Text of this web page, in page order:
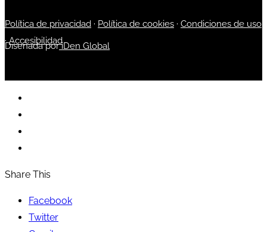
Política de privacidad · Política de cookies · Condiciones de uso
·Accesibilidad
Diseñada poriDen Global
Share This
Facebook
Twitter